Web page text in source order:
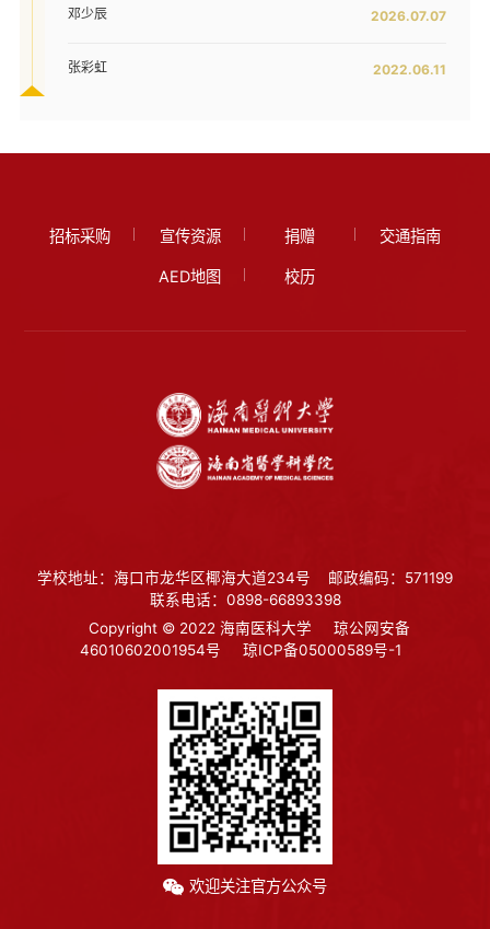
2026.07.07
邓少辰
2022.06.11
张彩虹
招标采购 宣传资源 捐赠 交通指南
AED地图 校历
学校地址：海口市龙华区椰海大道234号
邮政编码：571199
联系电话：0898-66893398
Copyright © 2022 海南医科大学
琼公网安备
46010602001954号
琼ICP备05000589号-1
欢迎关注官方公众号